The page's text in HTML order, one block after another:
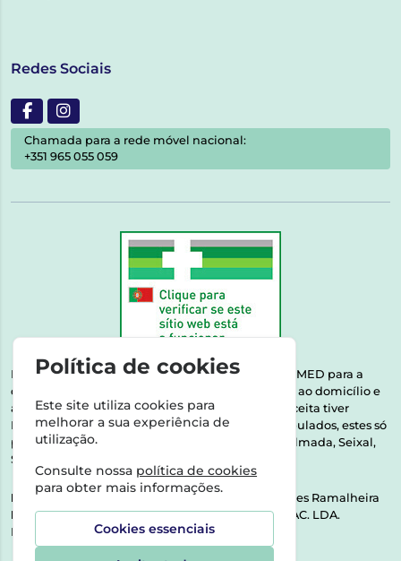
Redes Sociais
Chamada para a rede móvel nacional:
+351 965 055 059
Esta farmácia encontra-se autorizada pelo INFARMED para a
dispensa de medicamentos e produtos de saúde ao domicílio e
através da internet. Medicamentos | Se na sua receita tiver
MSRM, MNSRM, MSRMV ou Medicamentos Manipulados, estes só
podem ser entregues nos seguintes concelhos: Almada, Seixal,
Sesimbra, Oeiras e Lisboa.
Direção Técnica:
Dra. Raquel Alexandra Fernandes Ramalheira
NIPC:513064133 | ASPAS E NÚMEROS SOC. FARMAC. LDA.
Rua dos Castanheiros 5 AB Feijó2810-036 Almada
Política de cookies
Este site utiliza cookies para
melhorar a sua experiência de
utilização.
Consulte nossa política de cookies
para obter mais informações.
Cookies essenciais